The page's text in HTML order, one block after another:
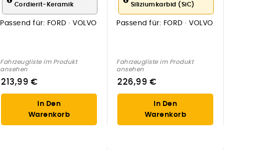
Cordierit-Keramik
Passend für: FORD · VOLVO
Fahrzeugliste im Produkt
ansehen
213,99 €
In Den
Warenkorb
Siliziumkarbid (SiC)
Passend für: FORD · VOLVO
Fahrzeugliste im Produkt
ansehen
226,99 €
In Den
Warenkorb